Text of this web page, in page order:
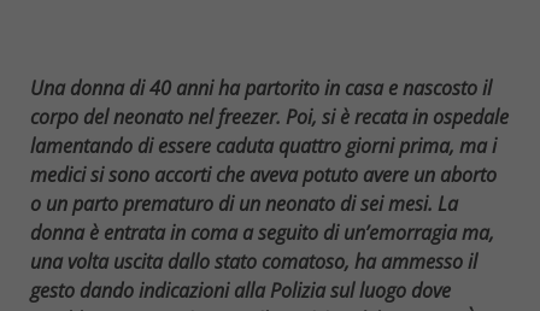
Una donna di 40 anni ha partorito in casa e nascosto il
corpo del neonato nel freezer. Poi, si è recata in ospedale
lamentando di essere caduta quattro giorni prima, ma i
medici si sono accorti che aveva potuto avere un aborto
o un parto prematuro di un neonato di sei mesi. La
donna è entrata in coma a seguito di un’emorragia ma,
una volta uscita dallo stato comatoso, ha ammesso il
gesto dando indicazioni alla Polizia sul luogo dove